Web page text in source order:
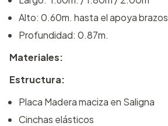
Alto: 0.60m. hasta el apoya brazos
Profundidad: 0.87m.
Materiales:
Estructura:
Placa Madera maciza en Saligna
Cinchas elásticos